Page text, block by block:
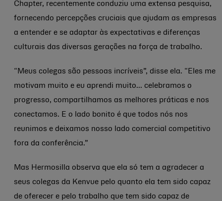
Chapter, recentemente conduziu uma extensa pesquisa,
fornecendo percepções cruciais que ajudam as empresas
a entender e se adaptar às expectativas e diferenças
culturais das diversas gerações na força de trabalho.
“Meus colegas são pessoas incríveis”, disse ela. “Eles me
motivam muito e eu aprendi muito... celebramos o
progresso, compartilhamos as melhores práticas e nos
conectamos. E o lado bonito é que todos nós nos
reunimos e deixamos nosso lado comercial competitivo
fora da conferência.”
Mas Hermosilla observa que ela só tem a agradecer a
seus colegas da Kenvue pelo quanto ela tem sido capaz
de oferecer e pelo trabalho que tem sido capaz de